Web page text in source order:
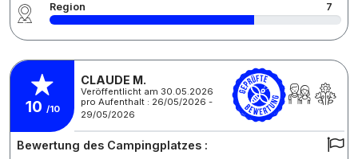
Region 7
10 /10
CLAUDE M.
Veröffentlicht am 30.05.2026
pro Aufenthalt : 26/05/2026 -
29/05/2026
Bewertung des Campingplatzes :